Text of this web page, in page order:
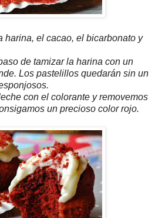
harina, el cacao, el bicarbonato y
de tamizar la harina con un
Los pastelillos quedarán sin un
con el colorante y removemos
un precioso color rojo.